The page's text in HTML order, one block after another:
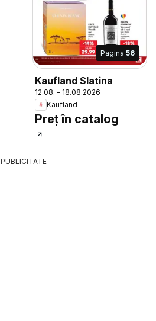
Pagina 56
Kaufland Slatina
12.08. - 18.08.2026
Kaufland
Preț în catalog
PUBLICITATE